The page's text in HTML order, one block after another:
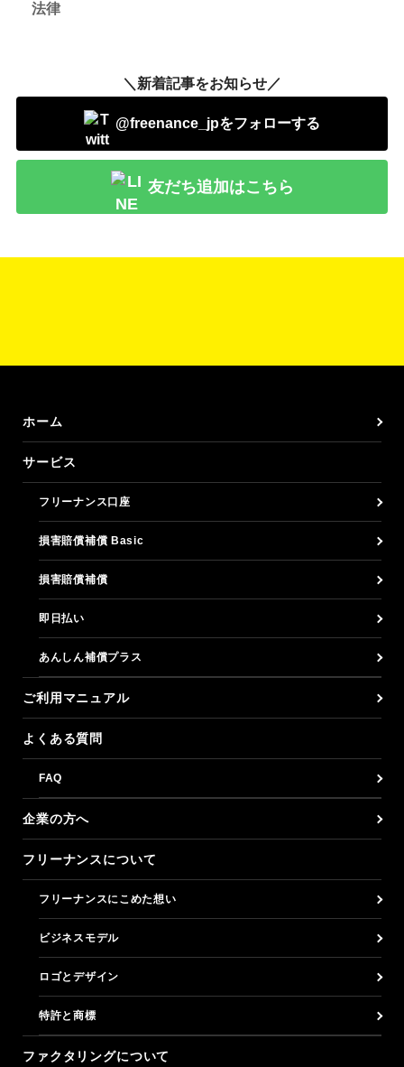
法律
＼新着記事をお知らせ／
@freenance_jpをフォローする
友だち追加はこちら
ホーム
サービス
フリーナンス口座
損害賠償補償 Basic
損害賠償補償
即日払い
あんしん補償プラス
ご利用マニュアル
よくある質問
FAQ
企業の方へ
フリーナンスについて
フリーナンスにこめた想い
ビジネスモデル
ロゴとデザイン
特許と商標
ファクタリングについて